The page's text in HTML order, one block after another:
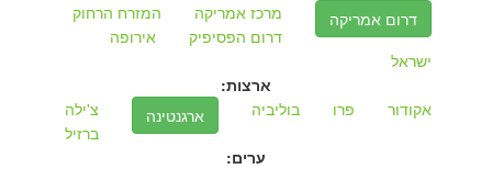
דרום אמריקה
מרכז אמריקה
המזרח הרחוק
דרום הפסיפיק
אירופה
ישראל
ארצות:
אקודור
פרו בוליביה ארגנטינה
צ'ילה
ברזיל
ערים: